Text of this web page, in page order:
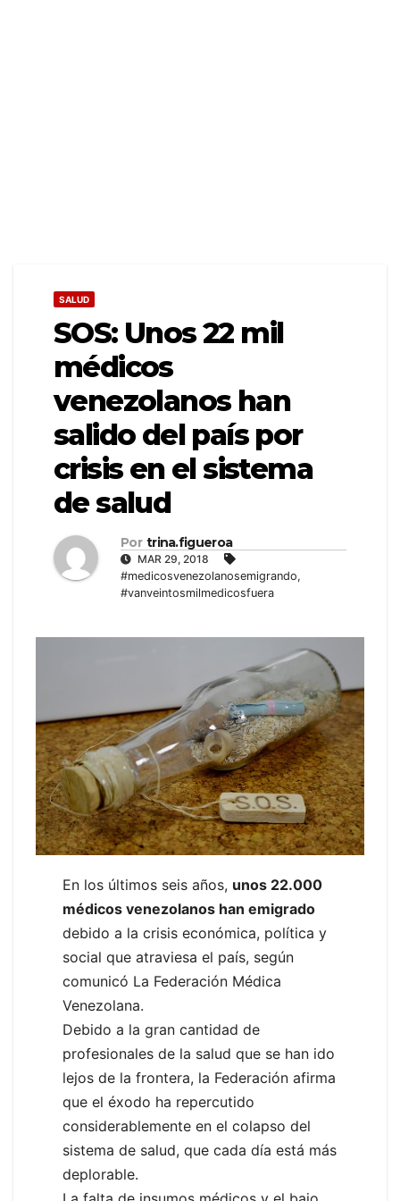
SALUD
SOS: Unos 22 mil
médicos
venezolanos han
salido del país por
crisis en el sistema
de salud
Por trina.figueroa
MAR 29, 2018
#medicosvenezolanosemigrando,
#vanveintosmilmedicosfuera
En los últimos seis años, unos 22.000
médicos venezolanos han emigrado
debido a la crisis económica, política y
social que atraviesa el país, según
comunicó La Federación Médica
Venezolana.
Debido a la gran cantidad de
profesionales de la salud que se han ido
lejos de la frontera, la Federación afirma
que el éxodo ha repercutido
considerablemente en el colapso del
sistema de salud, que cada día está más
deplorable.